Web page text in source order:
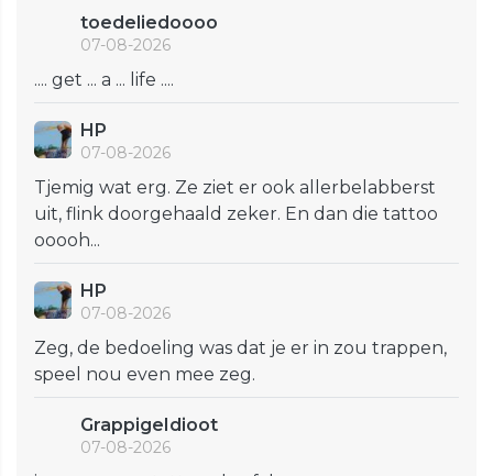
toedeliedoooo
07-08-2026
.... get ... a ... life ....
HP
07-08-2026
Tjemig wat erg. Ze ziet er ook allerbelabberst
uit, flink doorgehaald zeker. En dan die tattoo
ooooh...
HP
07-08-2026
Zeg, de bedoeling was dat je er in zou trappen,
speel nou even mee zeg.
GrappigeIdioot
07-08-2026